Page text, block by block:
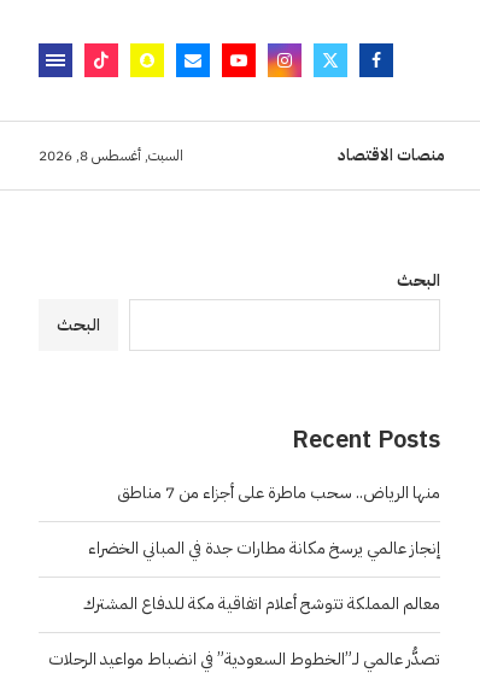
منصات الاقتصاد السبت, أغسطس 8, 2026
البحث
البحث
Recent Posts
منها الرياض.. سحب ماطرة على أجزاء من 7 مناطق
إنجاز عالمي يرسخ مكانة مطارات جدة في المباني الخضراء
معالم المملكة تتوشح أعلام اتفاقية مكة للدفاع المشترك
تصدُّر عالمي لـ”الخطوط السعودية” في انضباط مواعيد الرحلات